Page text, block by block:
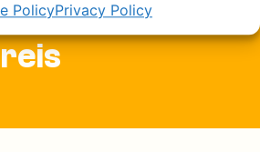
PolicyPrivacy Policy
en